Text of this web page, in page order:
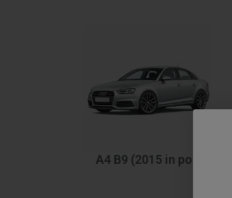
A4 B9 (2015 in poi)